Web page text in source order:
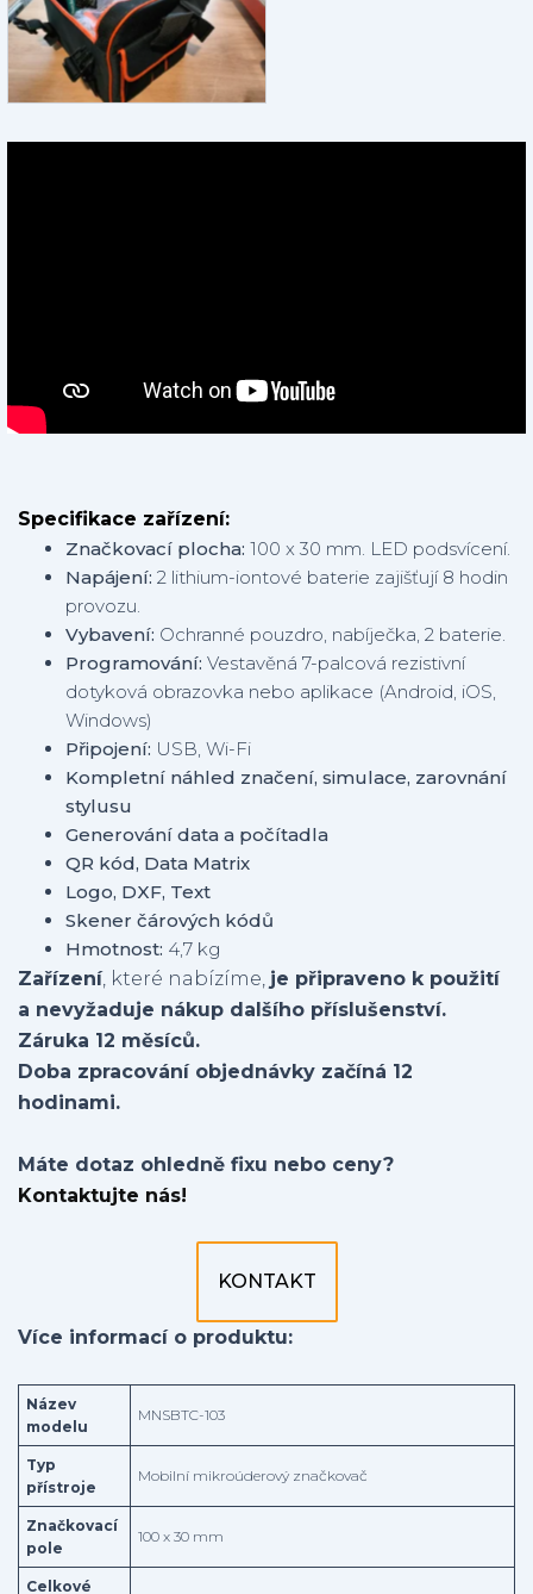
Specifikace zařízení:
Značkovací plocha: 100 x 30 mm. LED podsvícení.
Napájení: 2 lithium-iontové baterie zajišťují 8 hodin
provozu.
Vybavení: Ochranné pouzdro, nabíječka, 2 baterie.
Programování: Vestavěná 7-palcová rezistivní
dotyková obrazovka nebo aplikace (Android, iOS,
Windows)
Připojení: USB, Wi-Fi
Kompletní náhled značení, simulace, zarovnání
stylusu
Generování data a počítadla
QR kód, Data Matrix
Logo, DXF, Text
Skener čárových kódů
Hmotnost: 4,7 kg
Zařízení, které nabízíme, je připraveno k použití
a nevyžaduje nákup dalšího příslušenství.
Záruka 12 měsíců.
Doba zpracování objednávky začíná 12
hodinami.
Máte dotaz ohledně fixu nebo ceny?
Kontaktujte nás!
KONTAKT
Více informací o produktu:
Název
modelu
MNSBTC-103
Typ
přístroje
Mobilní mikroúderový značkovač
Značkovací
pole
100 x 30 mm
Celkové